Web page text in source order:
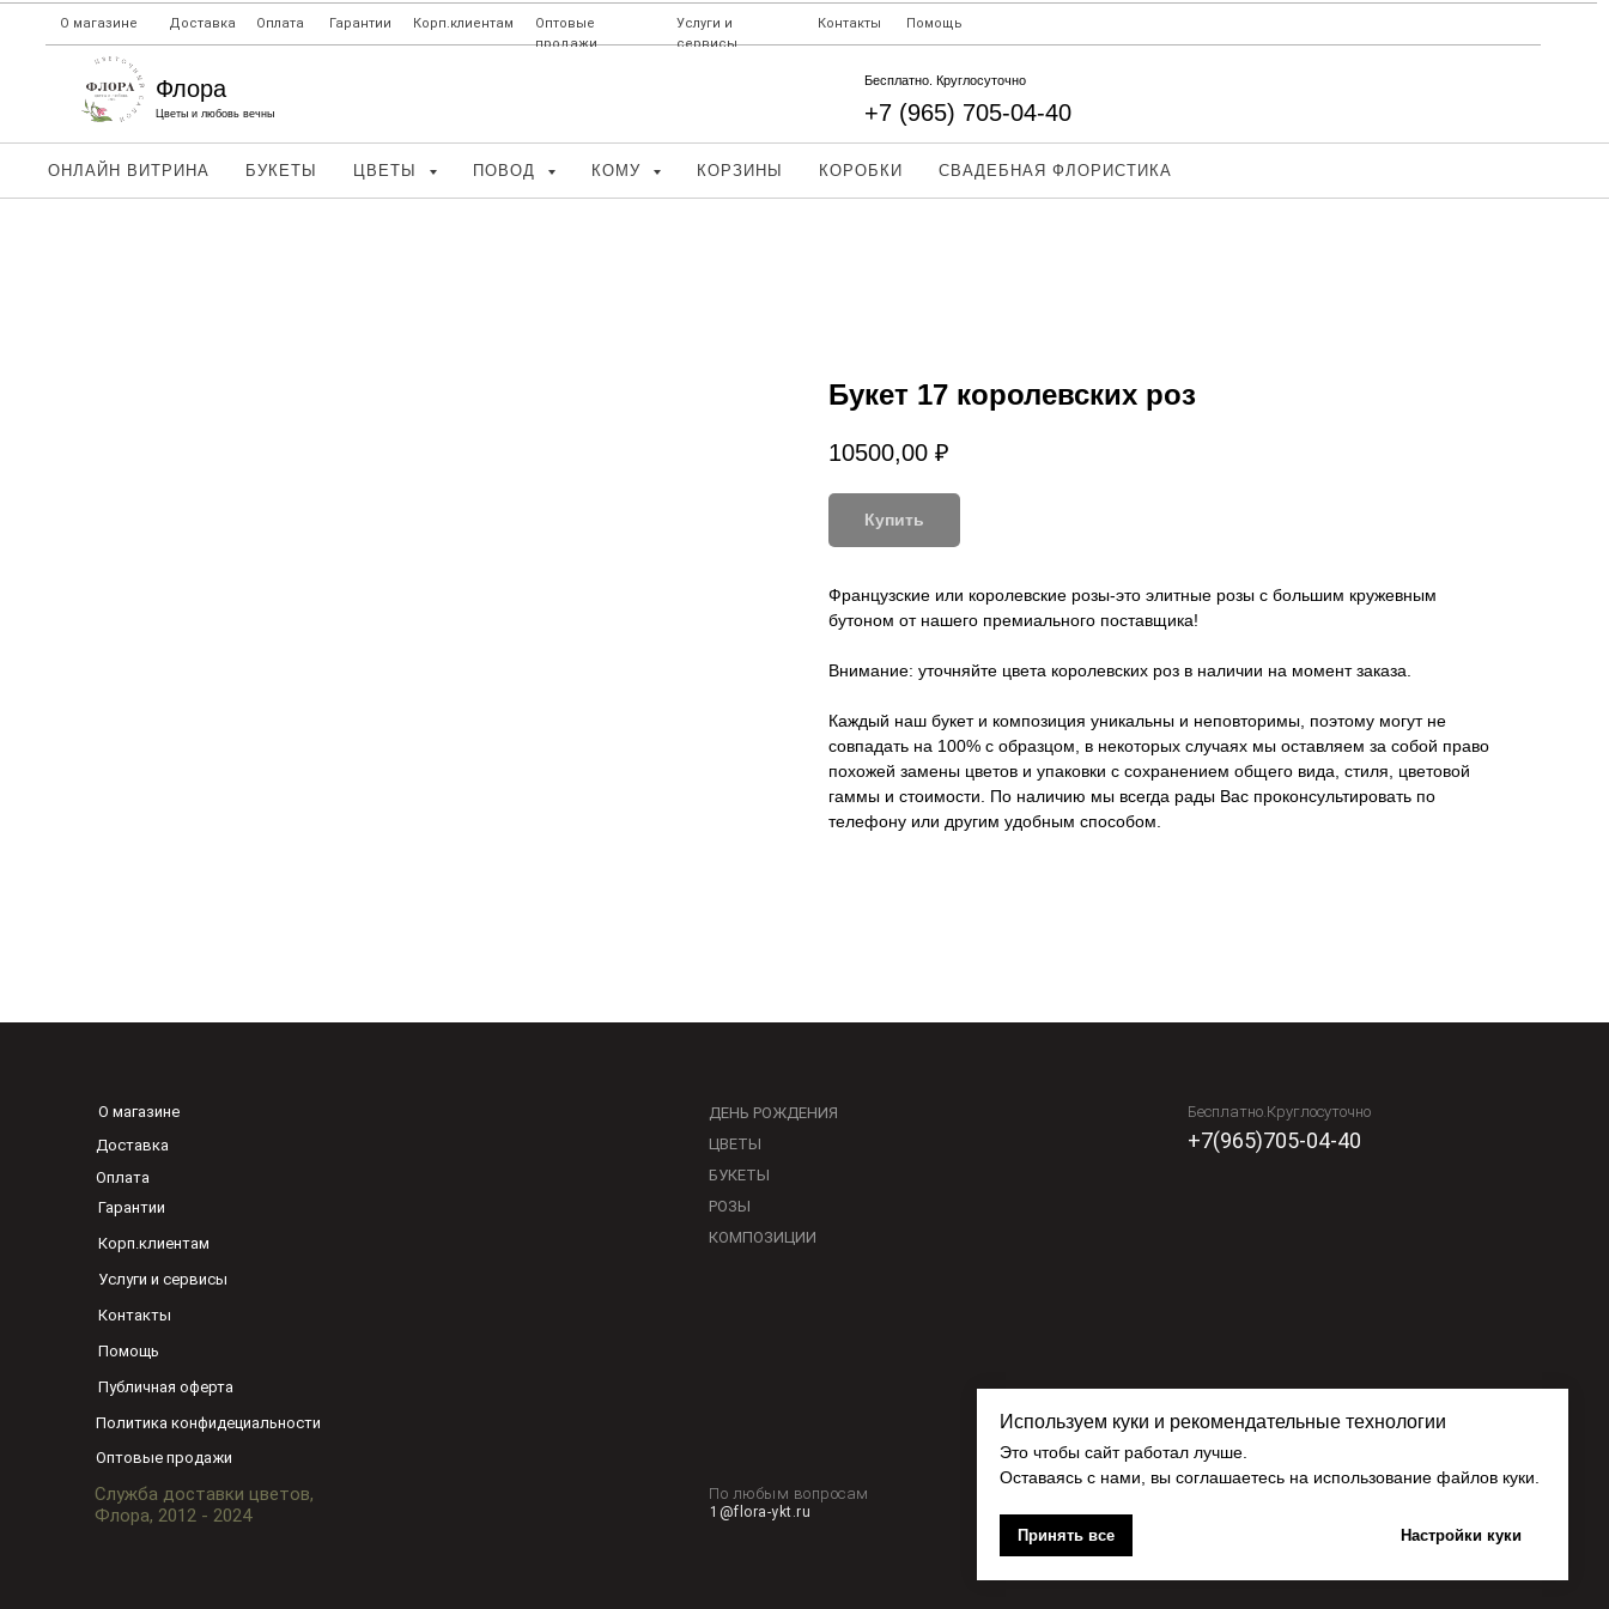
О магазине Доставка Оплата Гарантии Корп.клиентам
Услуги и
сервисы
Контакты Помощь
Оптовые
продажи
Флора
Цветы и любовь вечны
Бесплатно. Круглосуточно
+7 (965) 705-04-40
ОНЛАЙН ВИТРИНА БУКЕТЫ ЦВЕТЫ ПОВОД КОМУ КОРЗИНЫ КОРОБКИ СВАДЕБНАЯ ФЛОРИСТИКА
Используем куки и рекомендательные технологии
Это чтобы сайт работал лучше.
Оставаясь с нами, вы соглашаетесь на использование файлов куки.
Принять все Настройки куки
Букет 17 королевских роз
10500,00 ₽
Купить
Французские или королевские розы-это элитные розы с большим кружевным
бутоном от нашего премиального поставщика!
Внимание: уточняйте цвета королевских роз в наличии на момент заказа.
Каждый наш букет и композиция уникальны и неповторимы, поэтому могут не
совпадать на 100% с образцом, в некоторых случаях мы оставляем за собой право
похожей замены цветов и упаковки с сохранением общего вида, стиля, цветовой
гаммы и стоимости. По наличию мы всегда рады Вас проконсультировать по
телефону или другим удобным способом.
Бесплатно.Круглосуточно
+7(965)705-04-40
Служба доставки цветов,
Флора, 2012 - 2024
По любым вопросам
1@flora-ykt.ru
О магазине
Оплата
Доставка
Гарантии
Корп.клиентам
Услуги и сервисы
Контакты
Помощь
Публичная оферта
Политика конфидециальности
ДЕНЬ РОЖДЕНИЯ
ЦВЕТЫ
БУКЕТЫ
РОЗЫ
КОМПОЗИЦИИ
Оптовые продажи